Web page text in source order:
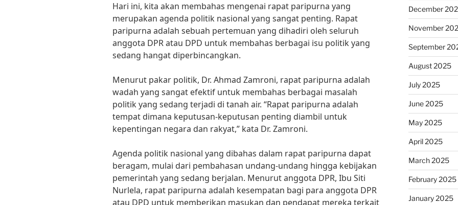
Hari ini, kita akan membahas mengenai rapat paripurna yang
merupakan agenda politik nasional yang sangat penting. Rapat
paripurna adalah sebuah pertemuan yang dihadiri oleh seluruh
anggota DPR atau DPD untuk membahas berbagai isu politik yang
sedang hangat diperbincangkan.
Menurut pakar politik, Dr. Ahmad Zamroni, rapat paripurna adalah
wadah yang sangat efektif untuk membahas berbagai masalah
politik yang sedang terjadi di tanah air. “Rapat paripurna adalah
tempat dimana keputusan-keputusan penting diambil untuk
kepentingan negara dan rakyat,” kata Dr. Zamroni.
Agenda politik nasional yang dibahas dalam rapat paripurna dapat
beragam, mulai dari pembahasan undang-undang hingga kebijakan
pemerintah yang sedang berjalan. Menurut anggota DPR, Ibu Siti
Nurlela, rapat paripurna adalah kesempatan bagi para anggota DPR
atau DPD untuk memberikan masukan dan pendapat mereka terkait
December
November
September
August 2025
July 2025
June 2025
May 2025
April 2025
March 2025
February 2025
January 2025